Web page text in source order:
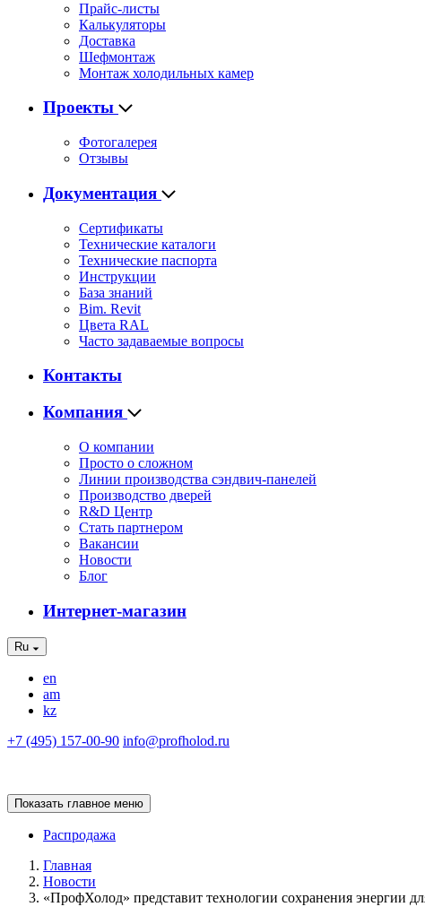
Прайс-листы
Калькуляторы
Доставка
Шефмонтаж
Монтаж холодильных камер
Проекты
Фотогалерея
Отзывы
Документация
Сертификаты
Технические каталоги
Технические паспорта
Инструкции
База знаний
Bim. Revit
Цвета RAL
Часто задаваемые вопросы
Контакты
Компания
О компании
Просто о сложном
Линии производства сэндвич-панелей
Производство дверей
R&D Центр
Стать партнером
Вакансии
Новости
Блог
Интернет-магазин
Ru
en
am
kz
+7 (495) 157-00-90 info@profholod.ru
Показать главное меню
Распродажа
Главная
Новости
«ПрофХолод» представит технологии сохранения энергии